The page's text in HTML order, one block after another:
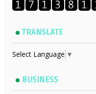
TRANSLATE
Select Language ▼
BUSINESS